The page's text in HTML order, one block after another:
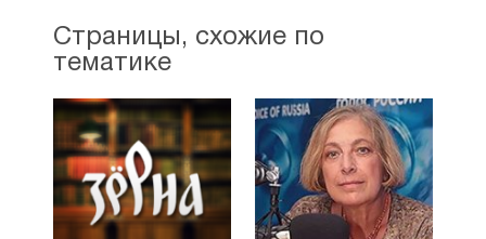
Страницы, схожие по
тематике